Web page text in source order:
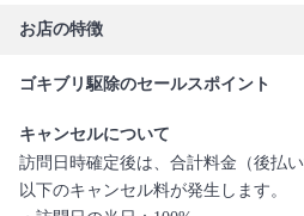
お店の特徴
ゴキブリ駆除のセールスポイント
キャンセルについて
訪問日時確定後は、合計料金（後払
以下のキャンセル料が発生します。